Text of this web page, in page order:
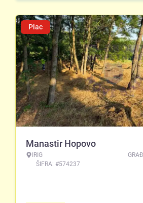
Plac
Manastir Hopovo
IRIG
ŠIFRA: #574237